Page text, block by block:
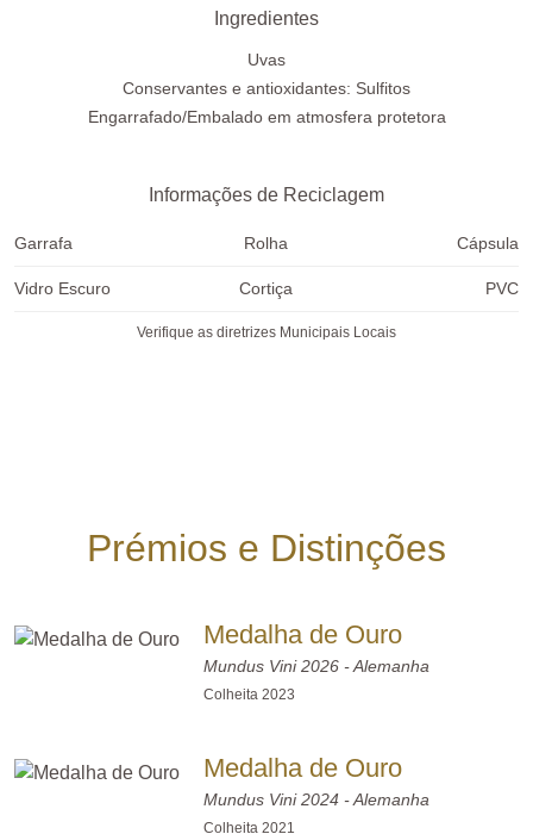
Ingredientes
Uvas
Conservantes e antioxidantes: Sulfitos
Engarrafado/Embalado em atmosfera protetora
Informações de Reciclagem
Garrafa Rolha Cápsula
Vidro Escuro Cortiça PVC
Verifique as diretrizes Municipais Locais
Prémios e Distinções
Medalha de Ouro
Mundus Vini 2026 - Alemanha
Colheita 2023
Medalha de Ouro
Mundus Vini 2024 - Alemanha
Colheita 2021